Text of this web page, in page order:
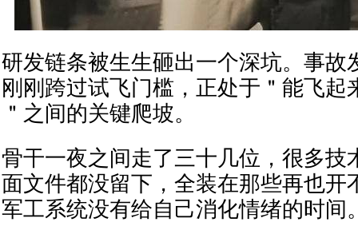
研发链条被生生砸出一个深坑。事故
刚刚跨过试飞门槛，正处于＂能飞起
＂之间的关键爬坡。
骨干一夜之间走了三十几位，很多技
面文件都没留下，全装在那些再也开
军工系统没有给自己消化情绪的时间